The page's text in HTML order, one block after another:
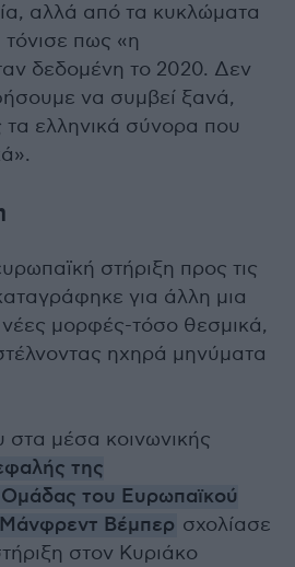
αλλά από τα κυκλώματα
πως «η
δεδομένη το 2020. Δεν
να συμβεί ξανά,
ελληνικά σύνορα που
στήριξη προς τις
για άλλη μια
μορφές-τόσο θεσμικά,
ηχηρά μηνύματα
μέσα κοινωνικής
της
Ομάδας του Ευρωπαϊκού
Βέμπερ σχολίασε
στον Κυριάκο